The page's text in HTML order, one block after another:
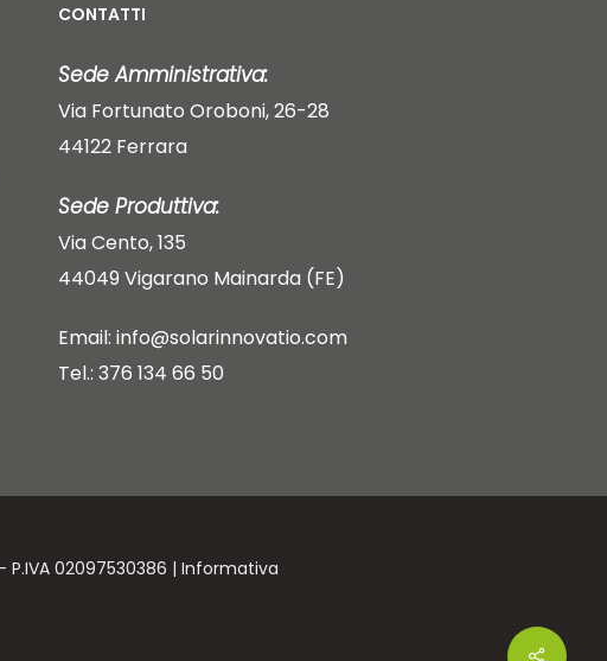
CONTATTI
Sede Amministrativa:
Via Fortunato Oroboni, 26-28
44122 Ferrara
Sede Produttiva:
Via Cento, 135
44049 Vigarano Mainarda (FE)
Email: info@solarinnovatio.com
Tel.: 376 134 66 50
02097530386 | Informativa